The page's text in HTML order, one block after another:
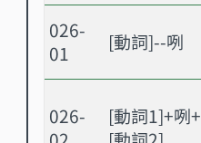
026-
01
[動詞]--咧
026-
[動詞1]+咧+